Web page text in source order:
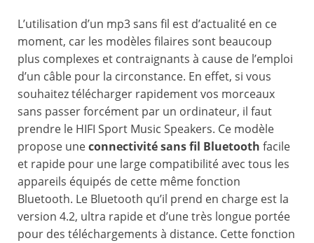
L’utilisation d’un mp3 sans fil est d’actualité en ce
moment, car les modèles filaires sont beaucoup
plus complexes et contraignants à cause de l’emploi
d’un câble pour la circonstance. En effet, si vous
souhaitez télécharger rapidement vos morceaux
sans passer forcément par un ordinateur, il faut
prendre le HIFI Sport Music Speakers. Ce modèle
propose uneconnectivité sans fil Bluetooth facile
et rapide pour une large compatibilité avec tous les
appareils équipés de cette même fonction
Bluetooth. Le Bluetooth qu’il prend en charge est la
version 4.2, ultra rapide et d’une très longue portée
pour des téléchargements à distance. Cette fonction